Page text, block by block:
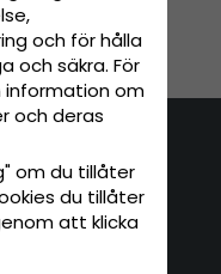
00
och för hålla
och säkra. För
information om
och deras
om du tillåter
du tillåter
att klicka